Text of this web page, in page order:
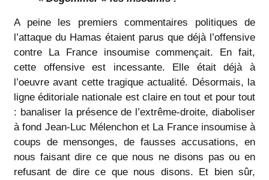
A peine les premiers commentaires politiques de
l’attaque du Hamas étaient parus que déjà l’offensive
contre La France insoumise commençait. En fait,
cette offensive est incessante. Elle était déjà à
l’oeuvre avant cette tragique actualité. Désormais, la
ligne éditoriale nationale est claire en tout et pour tout
: banaliser la présence de l’extrême-droite, diaboliser
à fond Jean-Luc Mélenchon et La France insoumise à
coups de mensonges, de fausses accusations, en
nous faisant dire ce que nous ne disons pas ou en
refusant de dire ce que nous disons. Et bien sûr,